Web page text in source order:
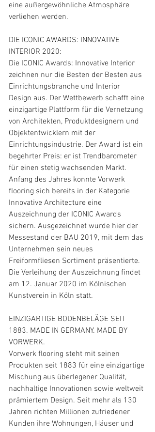
eine außergewöhnliche Atmosphäre
verliehen werden.
DIE ICONIC AWARDS: INNOVATIVE
INTERIOR 2020:
Die ICONIC Awards: Innovative Interior
zeichnen nur die Besten der Besten aus
Einrichtungsbranche und Interior
Design aus. Der Wettbewerb schafft eine
einzigartige Plattform für die Vernetzung
von Architekten, Produktdesignern und
Objektentwicklern mit der
Einrichtungsindustrie. Der Award ist ein
begehrter Preis: er ist Trendbarometer
für einen stetig wachsenden Markt.
Anfang des Jahres konnte Vorwerk
flooring sich bereits in der Kategorie
Innovative Architecture eine
Auszeichnung der ICONIC Awards
sichern. Ausgezeichnet wurde hier der
Messestand der BAU 2019, mit dem das
Unternehmen sein neues
Freiformfliesen Sortiment präsentierte.
Die Verleihung der Auszeichnung findet
am 12. Januar 2020 im Kölnischen
Kunstverein in Köln statt.
EINZIGARTIGE BODENBELÄGE SEIT
1883. MADE IN GERMANY. MADE BY
VORWERK.
Vorwerk flooring steht mit seinen
Produkten seit 1883 für eine einzigartige
Mischung aus überlegener Qualität,
nachhaltige Innovationen sowie weltweit
prämiertem Design. Seit mehr als 130
Jahren richten Millionen zufriedener
Kunden ihre Wohnungen, Häuser und